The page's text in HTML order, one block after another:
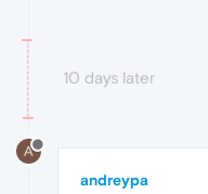
10 days later
A
andreypa